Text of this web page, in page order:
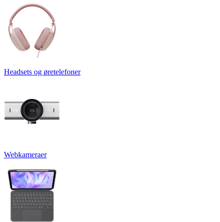
Headsets og øretelefoner
Webkameraer